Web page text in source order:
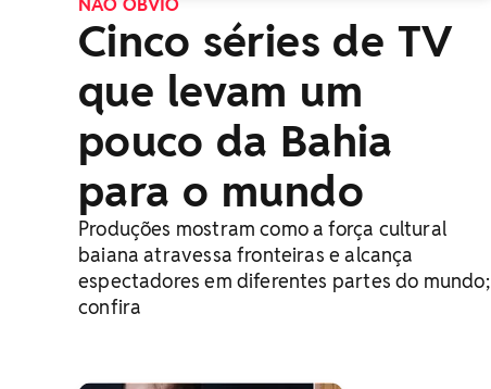
NÃO ÓBVIO
Cinco séries de TV
que levam um
pouco da Bahia
para o mundo
Produções mostram como a força cultural
baiana atravessa fronteiras e alcança
espectadores em diferentes partes do mundo;
confira